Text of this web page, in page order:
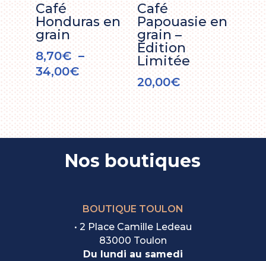
Café
Honduras en
grain
8,70€ –
34,00€Plage
de
prix :
8,70€
à
Café
Papouasie en
grain –
Édition
Limitée
20,00€
Nos boutiques
BOUTIQUE TOULON
• 2 Place Camille Ledeau
83000 Toulon
Du lundi au samedi